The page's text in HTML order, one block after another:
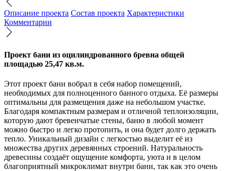
Описание проекта Состав проекта Характеристики
Комментарии
Проект бани из оцилиндрованного бревна общей
площадью 25,47 кв.м.
Этот проект бани вобрал в себя набор помещений,
необходимых для полноценного банного отдыха. Её размеры
оптимальны для размещения даже на небольшом участке.
Благодаря компактным размерам и отличной теплоизоляции,
которую дают бревенчатые стены, баню в любой момент
можно быстро и легко протопить, и она будет долго держать
тепло. Уникальный дизайн с легкостью выделит её из
множества других деревянных строений. Натуральность
древесины создаёт ощущение комфорта, уюта и в целом
благоприятный микроклимат внутри бани, так как это очень